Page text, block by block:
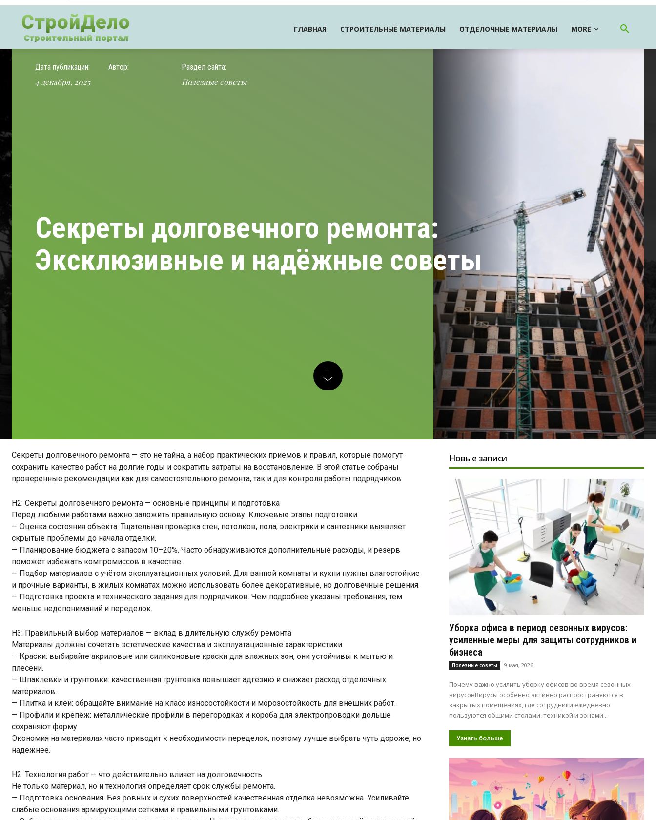
СтройДело
Строительный портал
ГЛАВНАЯ СТРОИТЕЛЬНЫЕ МАТЕРИАЛЫ ОТДЕЛОЧНЫЕ МАТЕРИАЛЫ MORE
Секреты долговечного ремонта:
Эксклюзивные и надёжные советы
Дата публикации:
4 декабря, 2025
Автор: Раздел сайта:
Полезные советы
Секреты долговечного ремонта — это не тайна, а набор практических приёмов и правил, которые помогут
сохранить качество работ на долгие годы и сократить затраты на восстановление. В этой статье собраны
проверенные рекомендации как для самостоятельного ремонта, так и для контроля работы подрядчиков.
H2: Секреты долговечного ремонта — основные принципы и подготовка
Перед любыми работами важно заложить правильную основу. Ключевые этапы подготовки:
— Оценка состояния объекта. Тщательная проверка стен, потолков, пола, электрики и сантехники выявляет
скрытые проблемы до начала отделки.
— Планирование бюджета с запасом 10–20%. Часто обнаруживаются дополнительные расходы, и резерв
поможет избежать компромиссов в качестве.
— Подбор материалов с учётом эксплуатационных условий. Для ванной комнаты и кухни нужны влагостойкие
и прочные варианты, в жилых комнатах можно использовать более декоративные, но долговечные решения.
— Подготовка проекта и технического задания для подрядчиков. Чем подробнее указаны требования, тем
меньше недопониманий и переделок.
H3: Правильный выбор материалов — вклад в длительную службу ремонта
Материалы должны сочетать эстетические качества и эксплуатационные характеристики.
— Краски: выбирайте акриловые или силиконовые краски для влажных зон, они устойчивы к мытью и
плесени.
— Шпаклёвки и грунтовки: качественная грунтовка повышает адгезию и снижает расход отделочных
материалов.
— Плитка и клеи: обращайте внимание на класс износостойкости и морозостойкость для внешних работ.
— Профили и крепёж: металлические профили в перегородках и короба для электропроводки дольше
сохраняют форму.
Экономия на материалах часто приводит к необходимости переделок, поэтому лучше выбрать чуть дороже, но
надёжнее.
H2: Технология работ — что действительно влияет на долговечность
Не только материал, но и технология определяет срок службы ремонта.
— Подготовка основания. Без ровных и сухих поверхностей качественная отделка невозможна. Усиливайте
слабые основания армирующими сетками и правильными грунтовками.
Новые записи
Уборка офиса в период сезонных вирусов:
усиленные меры для защиты сотрудников и
бизнеса
Полезные советы 9 мая, 2026
Почему важно усилить уборку офисов во время сезонных
вирусовВирусы особенно активно распространяются в
закрытых помещениях, где сотрудники ежедневно
пользуются общими столами, техникой и зонами...
Узнать больше